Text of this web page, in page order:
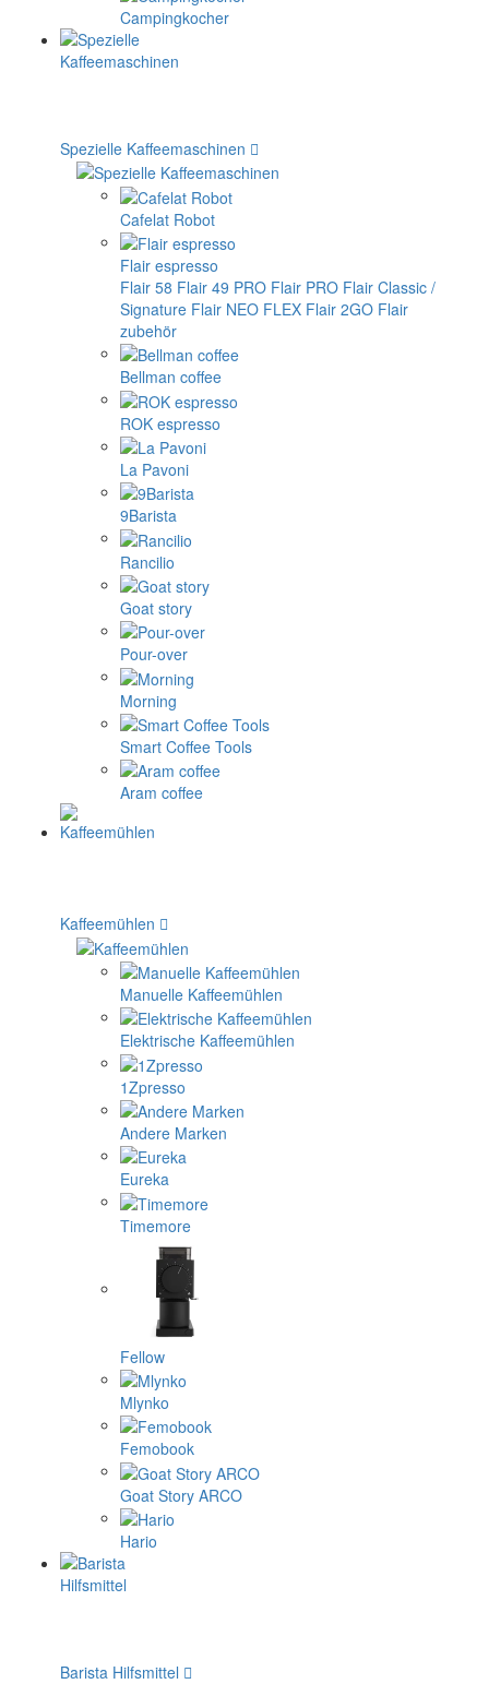
Campingkocher
Spezielle Kaffeemaschinen
Cafelat Robot
Flair espresso
Flair 58 Flair 49 PRO Flair PRO Flair Classic /
Signature Flair NEO FLEX Flair 2GO Flair
zubehör
Bellman coffee
ROK espresso
La Pavoni
9Barista
Rancilio
Goat story
Pour-over
Morning
Smart Coffee Tools
Aram coffee
Kaffeemühlen
Manuelle Kaffeemühlen
Elektrische Kaffeemühlen
1Zpresso
Andere Marken
Eureka
Timemore
Fellow
Mlynko
Femobook
Goat Story ARCO
Hario
Barista Hilfsmittel